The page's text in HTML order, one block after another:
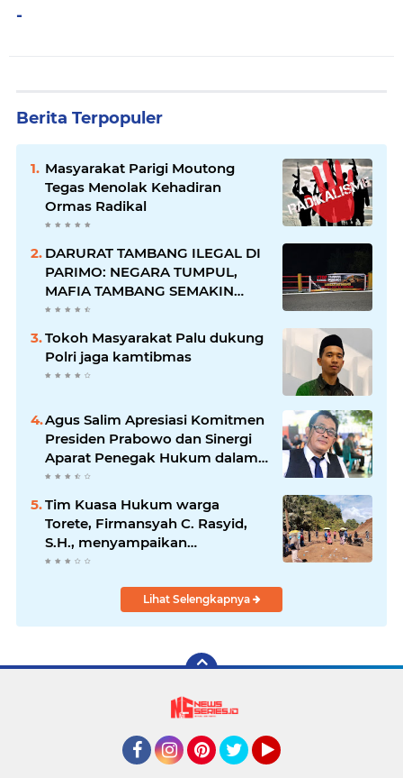
-
Berita Terpopuler
Masyarakat Parigi Moutong
Tegas Menolak Kehadiran
Ormas Radikal
DARURAT TAMBANG ILEGAL DI
PARIMO: NEGARA TUMPUL,
MAFIA TAMBANG SEMAKIN
LIAR
Tokoh Masyarakat Palu dukung
Polri jaga kamtibmas
Agus Salim Apresiasi Komitmen
Presiden Prabowo dan Sinergi
Aparat Penegak Hukum dalam
Pemberantasan Korupsi
Tim Kuasa Hukum warga
Torete, Firmansyah C. Rasyid,
S.H., menyampaikan
permohonan maaf atas
berkembang di ruang publik
Lihat Selengkapnya